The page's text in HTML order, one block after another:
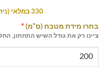
330 במלאי (ניתן להזמנה מוקדמת)
בחרו מידת מטבח (ס"מ) *
ציינו רק את גודל השיש התחתון,